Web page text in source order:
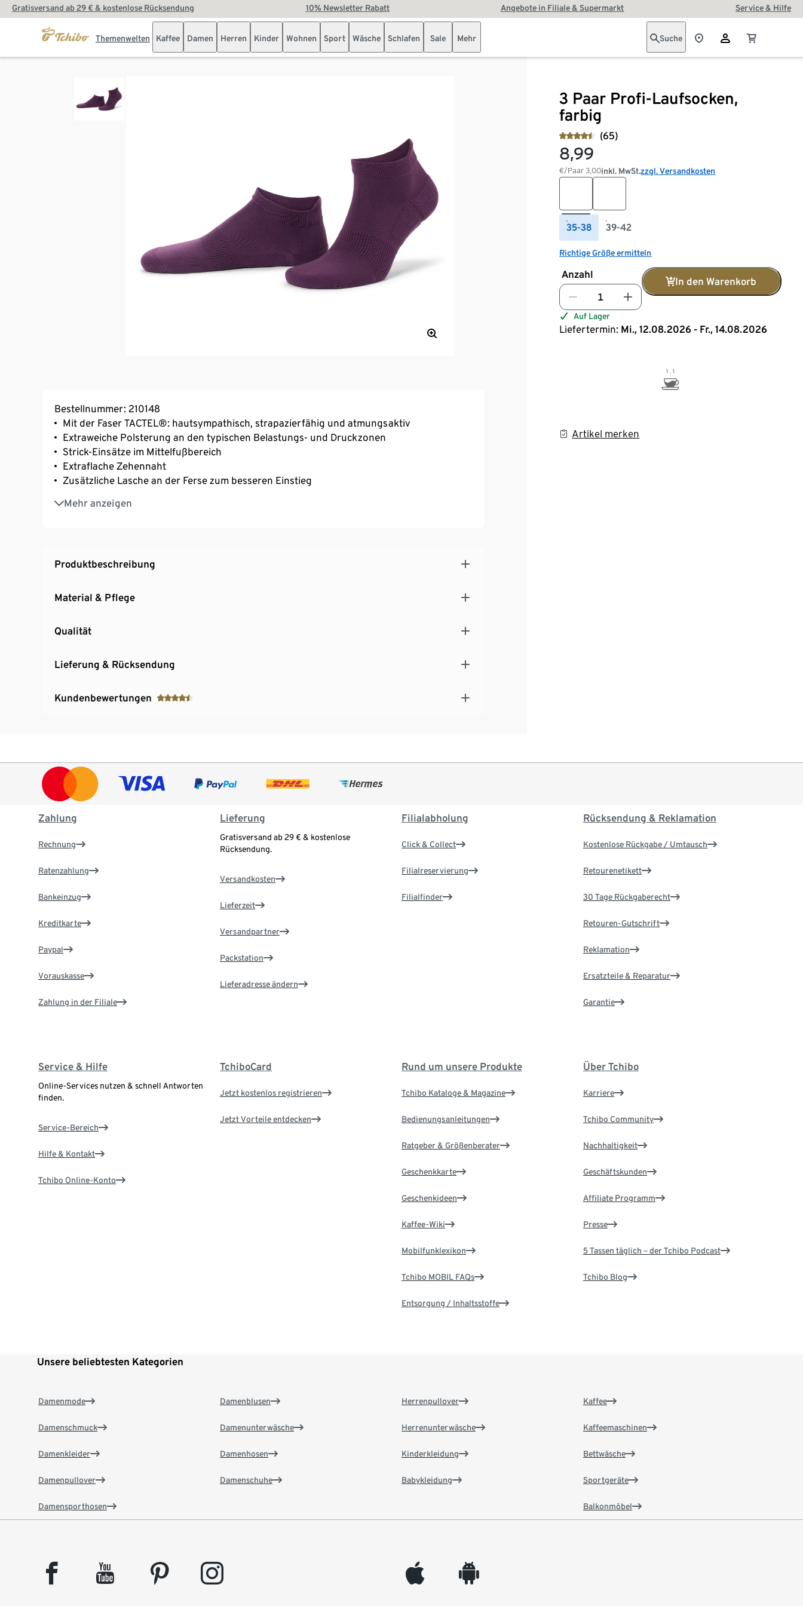
Gratisversand ab 29 € & kostenlose Rücksendung 10% Newsletter Rabatt Angebote in Filiale & Supermarkt Service & Hilfe
Themenwelten Kaffee Damen Herren Kinder Wohnen Sport Wäsche Schlafen Sale Mehr Suche
3 Paar Profi-Laufsocken,
farbig
(65)
8,99
€/Paar3,00inkl. MwSt.zzgl. Versandkosten
35-38 39-42
Richtige Größe ermitteln
Anzahl
In den Warenkorb
Auf Lager
Liefertermin: Mi., 12.08.2026 - Fr., 14.08.2026
Artikel merken
Bestellnummer: 210148
Mit der Faser TACTEL®: hautsympathisch, strapazierfähig und atmungsaktiv
Extraweiche Polsterung an den typischen Belastungs- und Druckzonen
Strick-Einsätze im Mittelfußbereich
Extraflache Zehennaht
Zusätzliche Lasche an der Ferse zum besseren Einstieg
Mehr anzeigen
Weiche Frottee-Innensohle
Verstärkte Spitze und Ferse
Produktbeschreibung
Material & Pflege
Qualität
Lieferung & Rücksendung
Kundenbewertungen
Zahlung
Rechnung
Ratenzahlung
Bankeinzug
Kreditkarte
Paypal
Vorauskasse
Zahlung in der Filiale
Lieferung
Gratisversand ab 29 € & kostenlose
Rücksendung.
Versandkosten
Lieferzeit
Versandpartner
Packstation
Lieferadresse ändern
Filialabholung
Click & Collect
Filialreservierung
Filialfinder
Rücksendung & Reklamation
Kostenlose Rückgabe / Umtausch
Retourenetikett
30 Tage Rückgaberecht
Retouren-Gutschrift
Reklamation
Ersatzteile & Reparatur
Garantie
Service & Hilfe
Online-Services nutzen & schnell Antworten
finden.
Service-Bereich
Hilfe & Kontakt
Tchibo Online-Konto
TchiboCard
Jetzt kostenlos registrieren
Jetzt Vorteile entdecken
Rund um unsere Produkte
Tchibo Kataloge & Magazine
Bedienungsanleitungen
Ratgeber & Größenberater
Geschenkkarte
Geschenkideen
Kaffee-Wiki
Mobilfunklexikon
Tchibo MOBIL FAQs
Entsorgung / Inhaltsstoffe
Über Tchibo
Karriere
Tchibo Community
Nachhaltigkeit
Geschäftskunden
Affiliate Programm
Presse
5 Tassen täglich – der Tchibo Podcast
Tchibo Blog
Unsere beliebtesten Kategorien
Damenmode
Damenschmuck
Damenkleider
Damenpullover
Damensporthosen
Damenblusen
Damenunterwäsche
Damenhosen
Damenschuhe
Herrenpullover
Herrenunterwäsche
Kinderkleidung
Babykleidung
Kaffee
Kaffeemaschinen
Bettwäsche
Sportgeräte
Balkonmöbel
facebook youtube pinterest instagram appleinc android